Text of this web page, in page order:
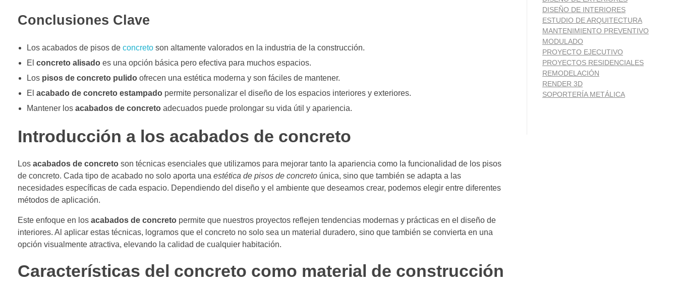
Conclusiones Clave
Los acabados de pisos deconcretoson altamente valorados en la industria de la construcción.
El concreto alisadoes una opción básica pero efectiva para muchos espacios.
Los pisos de concreto pulidoofrecen una estética moderna y son fáciles de mantener.
El acabado de concreto estampadopermite personalizar el diseño de los espacios interiores y exteriores.
Mantener los acabados de concretoadecuados puede prolongar su vida útil y apariencia.
Introducción a los acabados de concreto
Los acabados de concreto son técnicas esenciales que utilizamos para mejorar tanto la apariencia como la funcionalidad de los pisos
de concreto. Cada tipo de acabado no solo aporta una estética de pisos de concreto única, sino que también se adapta a las
necesidades específicas de cada espacio. Dependiendo del diseño y el ambiente que deseamos crear, podemos elegir entre diferentes
métodos de aplicación.
Este enfoque en los acabados de concreto permite que nuestros proyectos reflejen tendencias modernas y prácticas en el diseño de
interiores. Al aplicar estas técnicas, logramos que el concreto no solo sea un material duradero, sino que también se convierta en una
opción visualmente atractiva, elevando la calidad de cualquier habitación.
Características del concreto como material de construcción
DISEÑO DE INTERIORES
ESTUDIO DE ARQUITECTURA
MANTENIMIENTO PREVENTIVO
MODULADO
PROYECTO EJECUTIVO
PROYECTOS RESIDENCIALES
REMODELACIÓN
RENDER 3D
SOPORTERÍA METÁLICA